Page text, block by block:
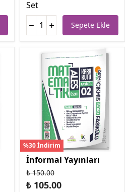
Set
Sepete Ekle
%30 İndirim
İnformal Yayınları
₺ 150.00
₺ 105.00